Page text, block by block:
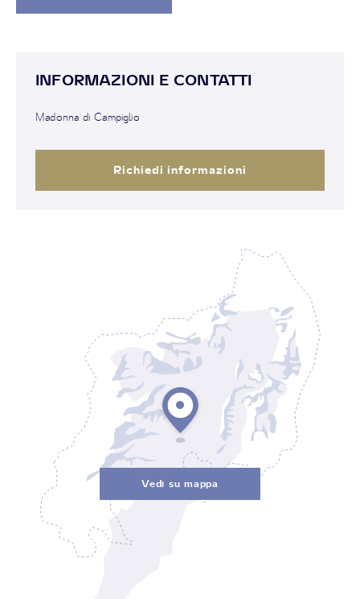
INFORMAZIONI E CONTATTI
Madonna di Campiglio
Richiedi informazioni
Vedi su mappa